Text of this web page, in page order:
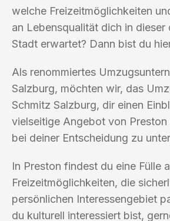
welche Freizeitmöglichkeiten
an Lebensqualität dich in dieser
Stadt erwartet? Dann bist du
Als renommiertes
Salzburg, möchten wir, das
Schmitz Salzburg, dir einen
vielseitige Angebot von Preston
bei deiner Entscheidung zu
In Preston findest du eine Fülle
Freizeitmöglichkeiten, die
persönlichen Interessengebiet
du kulturell interessiert bist,